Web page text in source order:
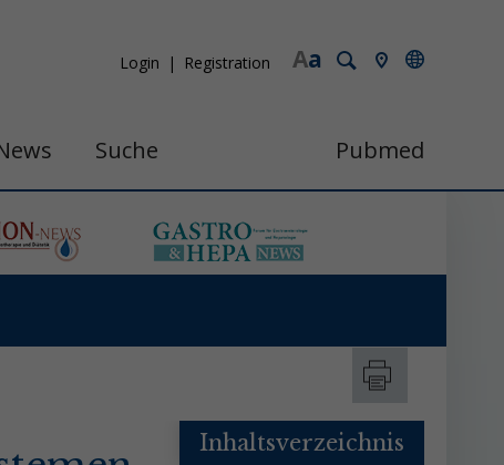
a
A
Login Registration
Suche Pubmed
Inhaltsverzeichnis